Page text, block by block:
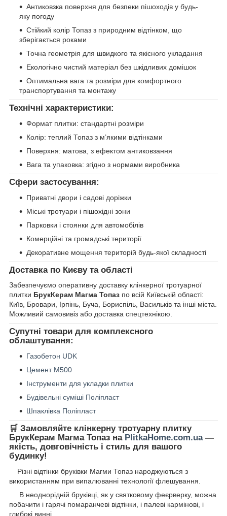
Антиковзка поверхня для безпеки пішоходів у будь-
яку погоду
Стійкий колір Топаз з природним відтінком, що
зберігається роками
Точна геометрія для швидкого та якісного укладання
Екологічно чистий матеріал без шкідливих домішок
Оптимальна вага та розміри для комфортного
транспортування та монтажу
Технічні характеристики:
Формат плитки: стандартні розміри
Колір: теплий Топаз з м’якими відтінками
Поверхня: матова, з ефектом антиковзання
Вага та упаковка: згідно з нормами виробника
Сфери застосування:
Приватні двори і садові доріжки
Міські тротуари і пішохідні зони
Парковки і стоянки для автомобілів
Комерційні та громадські території
Декоративне мощення територій будь-якої складності
Доставка по Києву та області
Забезпечуємо оперативну доставку клінкерної тротуарної
плитки БрукКерам Магма Топаз по всій Київській області:
Київ, Бровари, Ірпінь, Буча, Бориспіль, Васильків та інші міста.
Можливий самовивіз або доставка спецтехнікою.
Супутні товари для комплексного
облаштування:
Газобетон UDK
Цемент М500
Інструменти для укладки плитки
Будівельні суміші Поліпласт
Шпаклівка Поліпласт
🛒 Замовляйте клінкерну тротуарну плитку
БрукКерам Магма Топаз на PlitkaHome.com.ua—
якість, довговічність і стиль для вашого
будинку!
Різні відтінки бруківки Магми Топаз народжуються з
використанням при випалюванні технології флешування.
В неоднорідній бруківці, як у святковому феєрверку, можна
побачити і гарячі помаранчеві відтінки, і палеві кармінові, і
глибокі винні.